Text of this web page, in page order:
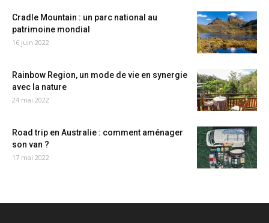
Cradle Mountain : un parc national au
patrimoine mondial
16 juin 2022
Rainbow Region, un mode de vie en synergie
avec la nature
24 mai 2022
Road trip en Australie : comment aménager
son van ?
17 mai 2022